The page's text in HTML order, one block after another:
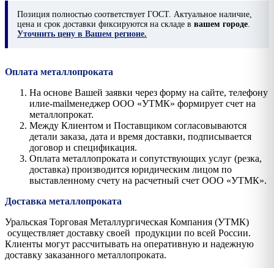
Позиция полностью соответствует ГОСТ. Актуальное наличие,
цена и срок доставки фиксируются на складе в вашем городе
Уточнить цену в Вашем регионе.
Оплата металлопроката
На основе Вашей заявки через форму на сайте, телефону
илиe-mailменеджер ООО «УТМК» формирует счет на
металлопрокат.
Между Клиентом и Поставщиком согласовываются
детали заказа, дата и время доставки, подписывается
договор и спецификация.
Оплата металлопроката и сопутствующих услуг (резка,
доставка) производится юридическим лицом по
выставленному счету на расчетный счет ООО «УТМК».
Доставка металлопроката
Уральская Торговая Металлургическая Компания (УТМК)
осуществляет доставку своей продукции по всей России.
Клиенты могут рассчитывать на оперативную и надежную
доставку заказанного металлопроката.